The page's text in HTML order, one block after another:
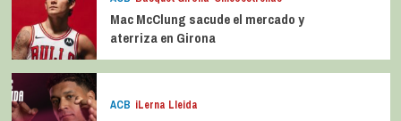
Mac McClung sacude el mercado y
aterriza en Girona
ACB iLerna Lleida